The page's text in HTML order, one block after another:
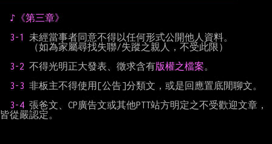
♪《第三章》
3-1 未經當事者同意不得以任何形式公開他人資料。
3-2 不得光明正大發表、徵求含有版權之檔案。
3-3 非板主不得使用[公告]分類文，或是回應置底閒聊文。
3-4 張爸文、CP廣告文或其他PTT站方明定之不受歡迎文章，
皆從嚴認定。